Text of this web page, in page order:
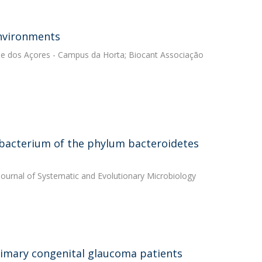
dos Açores - Campus da Horta; Biocant Associação
of the phylum bacteroidetes
of Systematic and Evolutionary Microbiology
congenital glaucoma patients